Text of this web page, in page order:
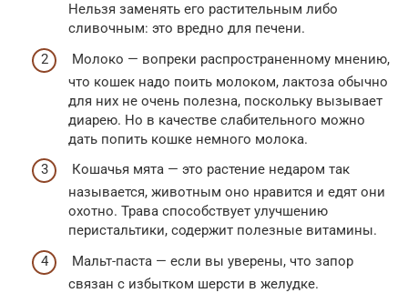
Нельзя заменять его растительным либо
сливочным: это вредно для печени.
Молоко — вопреки распространенному мнению,
что кошек надо поить молоком, лактоза обычно
для них не очень полезна, поскольку вызывает
диарею. Но в качестве слабительного можно
дать попить кошке немного молока.
Кошачья мята — это растение недаром так
называется, животным оно нравится и едят они
охотно. Трава способствует улучшению
перистальтики, содержит полезные витамины.
Мальт-паста — если вы уверены, что запор
связан с избытком шерсти в желудке.